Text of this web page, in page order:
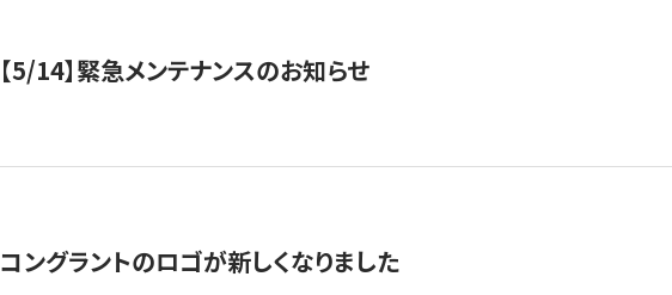
【5/14】緊急メンテナンスのお知らせ
コングラントのロゴが新しくなりました